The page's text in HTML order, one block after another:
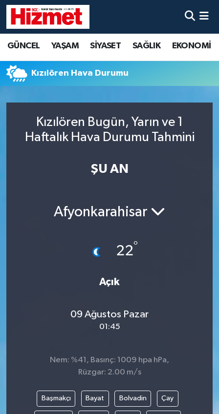
GÜNCEL YAŞAM SİYASET SAĞLIK EKONOMİ
Kızılören Hava Durumu
Kızılören Bugün, Yarın ve 1
Haftalık Hava Durumu Tahmini
ŞU AN
Afyonkarahisar
22°
Açık
09 Ağustos Pazar
01:45
Nem: %41, Basınç: 1009 hpa hPa,
Rüzgar: 2.00 m/s
Başmakçı Bayat Bolvadin Çay
YAŞAM
SİYASET
EKONOMİ
MAGAZİN
Denizli Hava Durumu
Denizli Trafik Yoğunluk Haritası
Tüm Manşetler